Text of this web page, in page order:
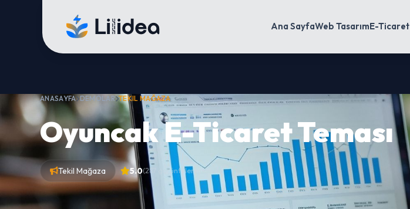
Ana SayfaWeb TasarımE-Ticaret
ANASAYFA DEMOLAR TEKIL MAĞAZA
Oyuncak E-Ticaret Teması
Tekil Mağaza 5.0(287 görüntülenme)